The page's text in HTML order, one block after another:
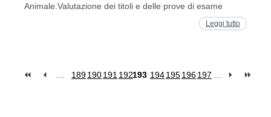
Animale.Valutazione dei titoli e delle prove di esame
Leggi tutto
189190191 192193 194195196197